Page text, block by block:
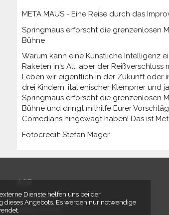
META MAUS - Eine Reise durch das
Springmaus erforscht die grenzenlosen
Bühne
Warum kann eine Künstliche Intelligenz
Raketen in's All, aber der
Leben wir eigentlich in der Zukunft oder
drei Kindern, italienischer Klempner und
Springmaus erforscht die grenzenlosen
Bühne und dringt mithilfe Eurer
Comedians hingewagt haben! Das ist
Fotocredit: Stefan Mager
AGB
Impressum
Datenschutz
Dienste helfen uns bei der
dieses Angebots. Es werden nur notwendige